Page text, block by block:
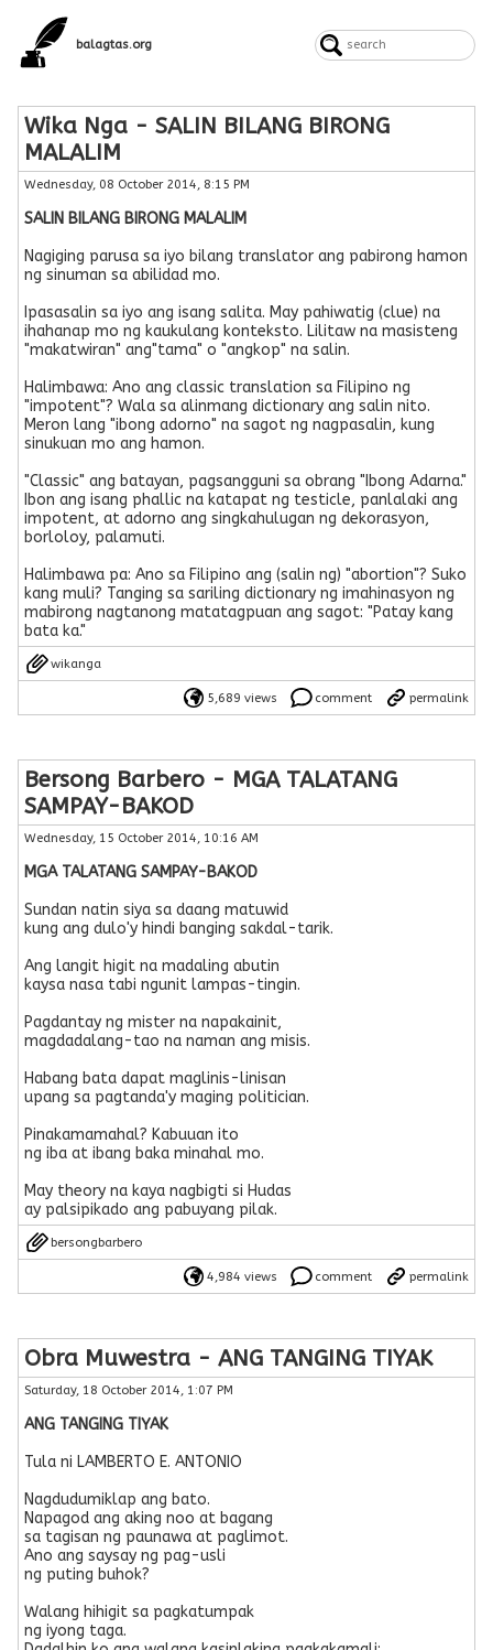
balagtas.org
Wika Nga - SALIN BILANG BIRONG
MALALIM
Wednesday, 08 October 2014, 8:15 PM
SALIN BILANG BIRONG MALALIM
Nagiging parusa sa iyo bilang translator ang pabirong hamon
ng sinuman sa abilidad mo.
Ipasasalin sa iyo ang isang salita. May pahiwatig (clue) na
ihahanap mo ng kaukulang konteksto. Lilitaw na masisteng
"makatwiran" ang"tama" o "angkop" na salin.
Halimbawa: Ano ang classic translation sa Filipino ng
"impotent"? Wala sa alinmang dictionary ang salin nito.
Meron lang "ibong adorno" na sagot ng nagpasalin, kung
sinukuan mo ang hamon.
"Classic" ang batayan, pagsangguni sa obrang "Ibong Adarna."
Ibon ang isang phallic na katapat ng testicle, panlalaki ang
impotent, at adorno ang singkahulugan ng dekorasyon,
borloloy, palamuti.
Halimbawa pa: Ano sa Filipino ang (salin ng) "abortion"? Suko
kang muli? Tanging sa sariling dictionary ng imahinasyon ng
mabirong nagtanong matatagpuan ang sagot: "Patay kang
bata ka."
wikanga
5,689 views comment permalink
Bersong Barbero - MGA TALATANG
SAMPAY-BAKOD
Wednesday, 15 October 2014, 10:16 AM
MGA TALATANG SAMPAY-BAKOD
Sundan natin siya sa daang matuwid
kung ang dulo'y hindi banging sakdal-tarik.
Ang langit higit na madaling abutin
kaysa nasa tabi ngunit lampas-tingin.
Pagdantay ng mister na napakainit,
magdadalang-tao na naman ang misis.
Habang bata dapat maglinis-linisan
upang sa pagtanda'y maging politician.
Pinakamamahal? Kabuuan ito
ng iba at ibang baka minahal mo.
May theory na kaya nagbigti si Hudas
ay palsipikado ang pabuyang pilak.
bersongbarbero
4,984 views comment permalink
Obra Muwestra - ANG TANGING TIYAK
Saturday, 18 October 2014, 1:07 PM
ANG TANGING TIYAK
Tula ni LAMBERTO E. ANTONIO
Nagdudumiklap ang bato.
Napagod ang aking noo at bagang
sa tagisan ng paunawa at paglimot.
Ano ang saysay ng pag-usli
ng puting buhok?
Walang hihigit sa pagkatumpak
ng iyong taga.